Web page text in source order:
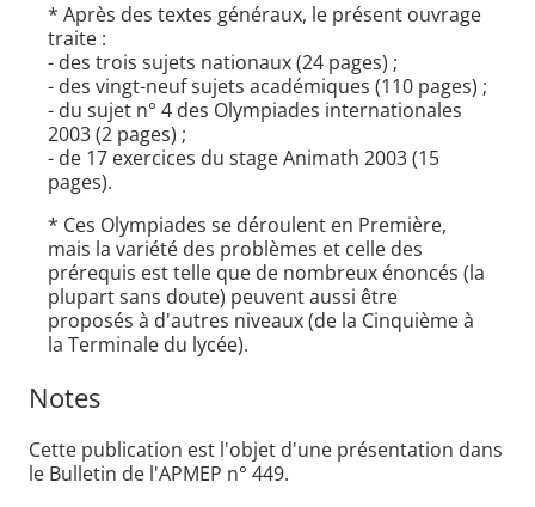
* Après des textes généraux, le présent ouvrage
traite :
- des trois sujets nationaux (24 pages) ;
- des vingt-neuf sujets académiques (110 pages) ;
- du sujet n° 4 des Olympiades internationales
2003 (2 pages) ;
- de 17 exercices du stage Animath 2003 (15
pages).
* Ces Olympiades se déroulent en Première,
mais la variété des problèmes et celle des
prérequis est telle que de nombreux énoncés (la
plupart sans doute) peuvent aussi être
proposés à d'autres niveaux (de la Cinquième à
la Terminale du lycée).
Notes
Cette publication est l'objet d'une présentation dans
le Bulletin de l'APMEP n° 449.